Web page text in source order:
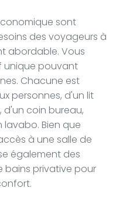
sont
des voyageurs à
abordable. Vous
unique pouvant
Chacune est
personnes, d'un lit
d'un coin bureau,
Bien que
à une salle de
également des
bains privative pour